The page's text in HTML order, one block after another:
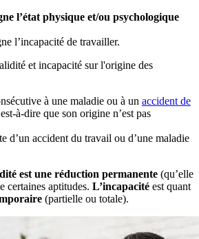
l’état physique et/ou psychologique
l’incapacité de travailler.
et incapacité sur l'origine des
à une maladie ou à un accident de
à-dire que son origine n’est pas
d’un accident du travail ou d’une maladie
est une réduction permanente (qu’elle
certaines aptitudes. L’incapacité est quant
(partielle ou totale).